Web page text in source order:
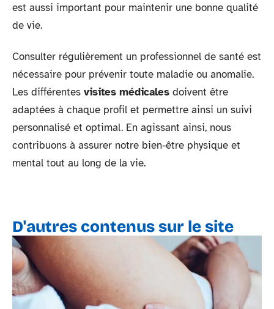
est aussi important pour maintenir une bonne qualité
de vie.
Consulter régulièrement un professionnel de santé est
nécessaire pour prévenir toute maladie ou anomalie.
Les différentes visites médicales doivent être
adaptées à chaque profil et permettre ainsi un suivi
personnalisé et optimal. En agissant ainsi, nous
contribuons à assurer notre bien-être physique et
mental tout au long de la vie.
D'autres contenus sur le site